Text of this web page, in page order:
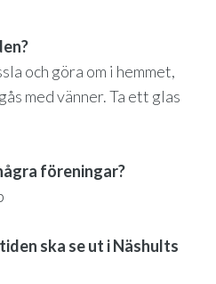
och göra om i hemmet,
med vänner. Ta ett glas
föreningar?
ska se ut i Näshults